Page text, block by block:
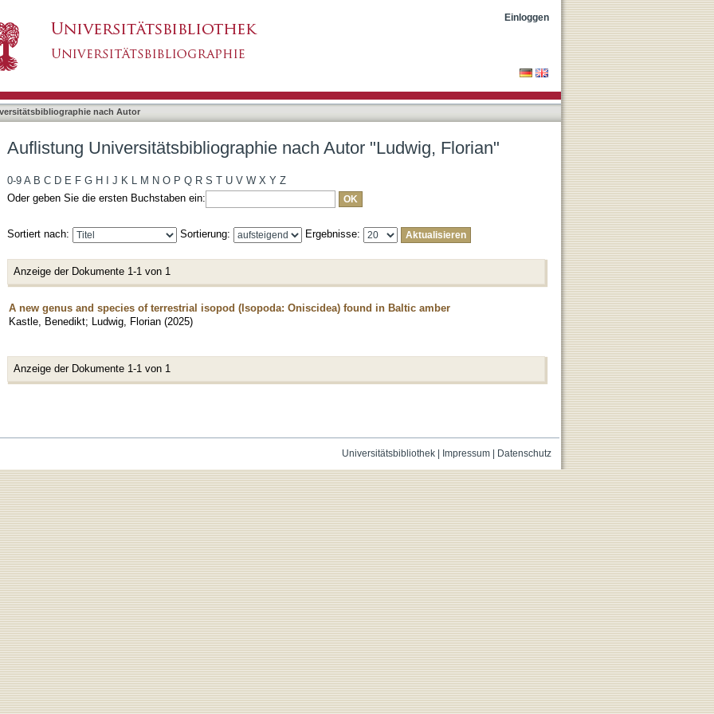
Einloggen
nach Autor
Auflistung Universitätsbibliographie nach Autor "Ludwig, Florian"
0-9 A B C D E F G H J K L M N O P Q R S T U V W X Y Z
Oder geben Sie die ersten Buchstaben ein:
Sortiert nach: Sortierung: Ergebnisse:
Anzeige der Dokumente 1-1 von 1
A new genus and species of terrestrial isopod (Isopoda: Oniscidea) found in Baltic amber
Kastle, Benedikt; Ludwig, Florian (2025)
Anzeige der Dokumente 1-1 von 1
Universitätsbibliothek| Impressum| Datenschutz